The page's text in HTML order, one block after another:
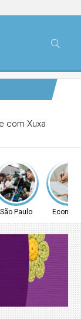
para
(7) e sábado
São Paulo